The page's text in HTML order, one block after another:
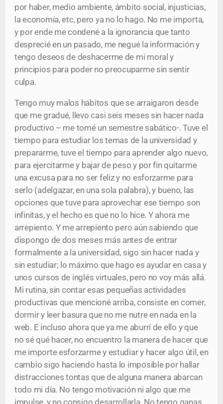
por haber, medio ambiente, ámbito social, injusticias,
la economía, etc, pero ya no lo hago. No me importa,
y por ende me condené a la ignorancia que tanto
desprecié en un pasado, me negué la información y
tengo deseos de deshacerme de mi moral y
principios para poder no preocuparme sin sentir
culpa.
Tengo muy malos hábitos que se arraigaron desde
que me gradué, llevo casi seis meses sin hacer nada
productivo – me tomé un semestre sabático-. Tuve el
tiempo para estudiar los temas de la universidad y
prepararme, tuve el tiempo para aprender algo nuevo,
para ejercitarme y bajar de peso y por fin quitarme
una excusa para no ser feliz y no esforzarme para
serlo (adelgazar, en una sola palabra), y bueno, las
opciones que tuve para aprovechar ese tiempo son
infinitas, y el hecho es que no lo hice. Y ahora me
arrepiento. Y me arrepiento pero aún sabiendo que
dispongo de dos meses más antes de entrar
formalmente a la universidad, sigo sin hacer nada y
sin estudiar; lo máximo que hago es ayudar en casa y
unos cursos de inglés virtuales, pero no voy más allá.
Mi rutina, sin contar esas pequeñas actividades
productivas que mencioné arriba, consiste en comer,
dormir y leer basura que no me nutre en nada en la
web. E incluso ahora que ya me aburrí de ello y que
no sé qué hacer, no encuentro la manera de hacer que
me importe esforzarme y estudiar y hacer algo útil, en
cambio sigo haciendo hasta lo imposible por hallar
distracciones tontas que de alguna manera abarcan
todo mi día. No tengo motivación ni algo que me
impulse, y no consigo desarrollarla. No tengo ganas